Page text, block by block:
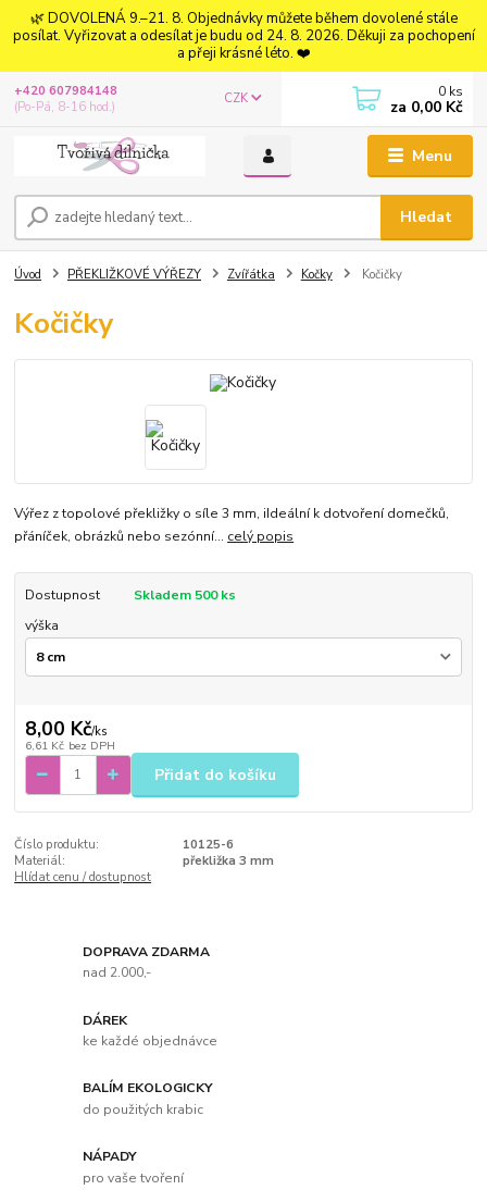
🌿 DOVOLENÁ 9.–21. 8. Objednávky můžete během dovolené stále
posílat. Vyřizovat a odesílat je budu od 24. 8. 2026. Děkuji za pochopení
a přeji krásné léto. ❤️
Menu
CZK
Hledat
+420 607984148
(Po-Pá, 8-16 hod.)
0 ks
za 0,00 Kč
Úvod PŘEKLIŽKOVÉ VÝŘEZY Zvířátka Kočky Kočičky
Kočičky
Výřez z topolové překližky o síle 3 mm, iIdeální k dotvoření domečků,
přáníček, obrázků nebo sezónní... celý popis
Dostupnost
Skladem 500 ks
výška
8,00 Kč/ks
6,61 Kč bez DPH
Přidat do košíku
Číslo produktu:
10125-6
Materiál:
překližka 3 mm
Hlídat cenu / dostupnost
DOPRAVA ZDARMA
nad 2.000,-
DÁREK
ke každé objednávce
BALÍM EKOLOGICKY
do použitých krabic
NÁPADY
pro vaše tvoření